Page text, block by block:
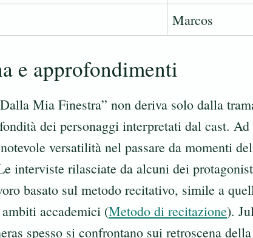
Marcos
e approfondimenti
Mia Finestra” non deriva solo dalla
dei personaggi interpretati dal cast.
versatilità nel passare da momenti
interviste rilasciate da alcuni dei
basato sul metodo recitativo, simile a
accademici (Metodo di recitazione).
spesso si confrontano sui retroscena